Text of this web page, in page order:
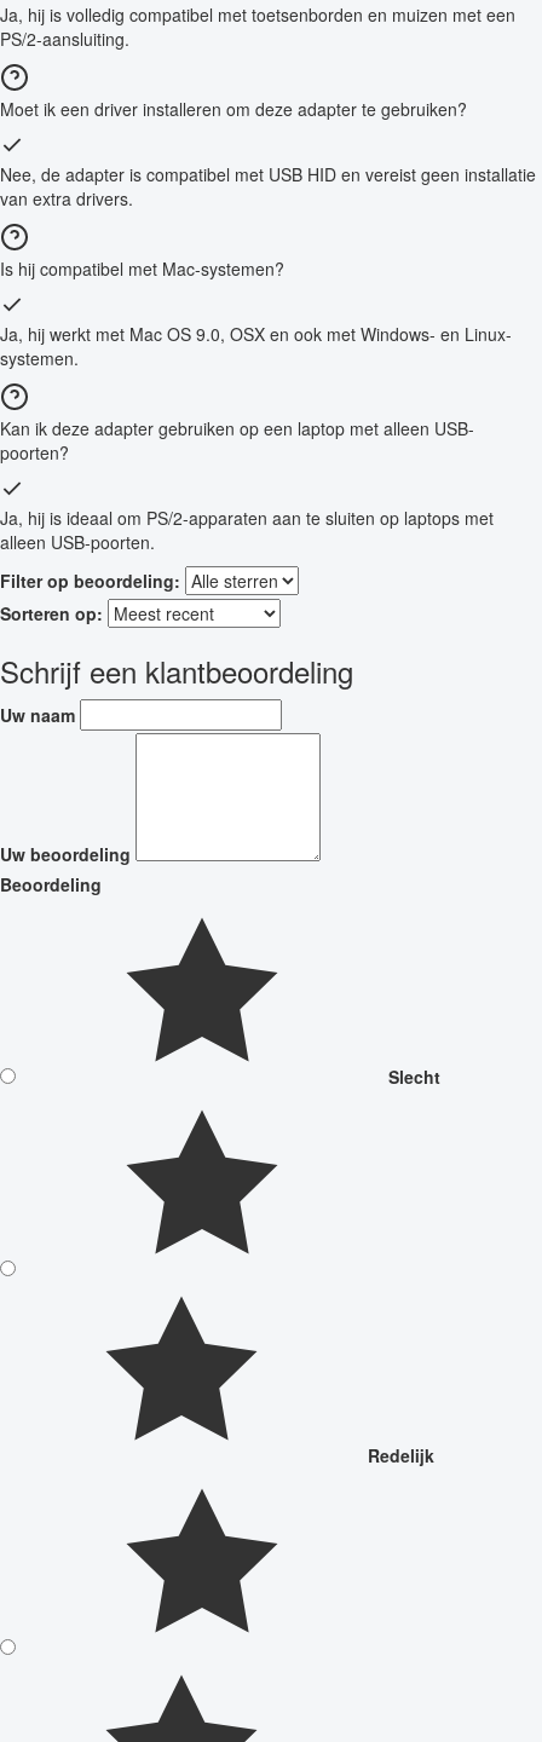
Ja, hij is volledig compatibel met toetsenborden en muizen met een
PS/2-aansluiting.
Moet ik een driver installeren om deze adapter te gebruiken?
Nee, de adapter is compatibel met USB HID en vereist geen installatie
van extra drivers.
Is hij compatibel met Mac-systemen?
Ja, hij werkt met Mac OS 9.0, OSX en ook met Windows- en Linux-
systemen.
Kan ik deze adapter gebruiken op een laptop met alleen USB-
poorten?
Ja, hij is ideaal om PS/2-apparaten aan te sluiten op laptops met
alleen USB-poorten.
Filter op beoordeling:
Sorteren op:
Schrijf een klantbeoordeling
Uw naam
Uw beoordeling
Beoordeling
Slecht
Redelijk